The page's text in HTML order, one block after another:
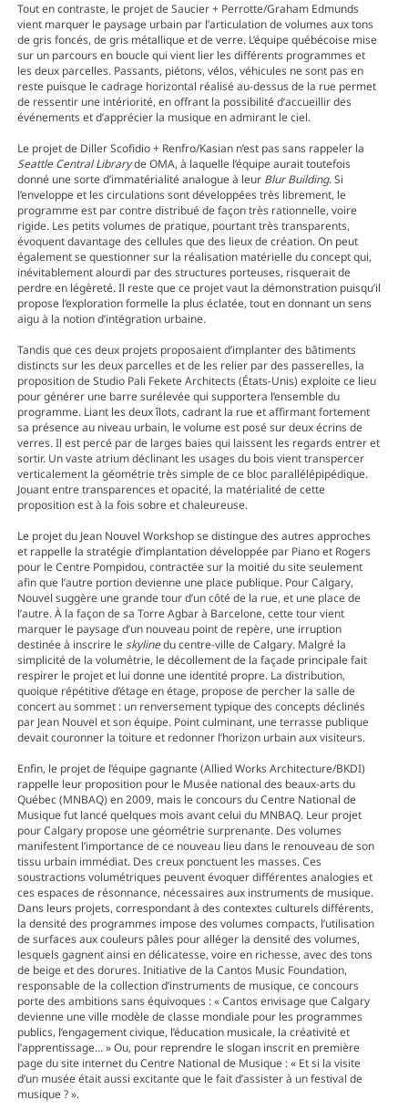
Tout en contraste, le projet de Saucier + Perrotte/Graham Edmunds
vient marquer le paysage urbain par l’articulation de volumes aux tons
de gris foncés, de gris métallique et de verre. L’équipe québécoise mise
sur un parcours en boucle qui vient lier les différents programmes et
les deux parcelles. Passants, piétons, vélos, véhicules ne sont pas en
reste puisque le cadrage horizontal réalisé au-dessus de la rue permet
de ressentir une intériorité, en offrant la possibilité d’accueillir des
événements et d’apprécier la musique en admirant le ciel.
Le projet de Diller Scofidio + Renfro/Kasian n’est pas sans rappeler la
Seattle Central Libraryde OMA, à laquelle l’équipe aurait toutefois
donné une sorte d’immatérialité analogue à leur Blur Building. Si
l’enveloppe et les circulations sont développées très librement, le
programme est par contre distribué de façon très rationnelle, voire
rigide. Les petits volumes de pratique, pourtant très transparents,
évoquent davantage des cellules que des lieux de création. On peut
également se questionner sur la réalisation matérielle du concept qui,
inévitablement alourdi par des structures porteuses, risquerait de
perdre en légèreté. Il reste que ce projet vaut la démonstration puisqu’il
propose l’exploration formelle la plus éclatée, tout en donnant un sens
aigu à la notion d’intégration urbaine.
Tandis que ces deux projets proposaient d’implanter des bâtiments
distincts sur les deux parcelles et de les relier par des passerelles, la
proposition de Studio Pali Fekete Architects (États-Unis) exploite ce lieu
pour générer une barre surélevée qui supportera l’ensemble du
programme. Liant les deux îlots, cadrant la rue et affirmant fortement
sa présence au niveau urbain, le volume est posé sur deux écrins de
verres. Il est percé par de larges baies qui laissent les regards entrer et
sortir. Un vaste atrium déclinant les usages du bois vient transpercer
verticalement la géométrie très simple de ce bloc parallélépipédique.
Jouant entre transparences et opacité, la matérialité de cette
proposition est à la fois sobre et chaleureuse.
Le projet du Jean Nouvel Workshop se distingue des autres approches
et rappelle la stratégie d’implantation développée par Piano et Rogers
pour le Centre Pompidou, contractée sur la moitié du site seulement
afin que l’autre portion devienne une place publique. Pour Calgary,
Nouvel suggère une grande tour d’un côté de la rue, et une place de
l’autre. À la façon de sa Torre Agbar à Barcelone, cette tour vient
marquer le paysage d’un nouveau point de repère, une irruption
destinée à inscrire leskylinedu centre-ville de Calgary. Malgré la
simplicité de la volumétrie, le décollement de la façade principale fait
respirer le projet et lui donne une identité propre. La distribution,
quoique répétitive d’étage en étage, propose de percher la salle de
concert au sommet : un renversement typique des concepts déclinés
par Jean Nouvel et son équipe. Point culminant, une terrasse publique
devait couronner la toiture et redonner l’horizon urbain aux visiteurs.
Enfin, le projet de l’équipe gagnante (Allied Works Architecture/BKDI)
rappelle leur proposition pour le Musée national des beaux-arts du
Québec (MNBAQ) en 2009, mais le concours du Centre National de
Musique fut lancé quelques mois avant celui du MNBAQ. Leur projet
pour Calgary propose une géométrie surprenante. Des volumes
manifestent l’importance de ce nouveau lieu dans le renouveau de son
tissu urbain immédiat. Des creux ponctuent les masses. Ces
soustractions volumétriques peuvent évoquer différentes analogies et
ces espaces de résonnance, nécessaires aux instruments de musique.
Dans leurs projets, correspondant à des contextes culturels différents,
la densité des programmes impose des volumes compacts, l’utilisation
de surfaces aux couleurs pâles pour alléger la densité des volumes,
lesquels gagnent ainsi en délicatesse, voire en richesse, avec des tons
de beige et des dorures. Initiative de la Cantos Music Foundation,
responsable de la collection d’instruments de musique, ce concours
porte des ambitions sans équivoques : « Cantos envisage que Calgary
devienne une ville modèle de classe mondiale pour les programmes
publics, l’engagement civique, l’éducation musicale, la créativité et
l’apprentissage... » Ou, pour reprendre le slogan inscrit en première
page du site internet du Centre National de Musique : « Et si la visite
d’un musée était aussi excitante que le fait d’assister à un festival de
musique ? ».